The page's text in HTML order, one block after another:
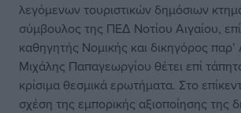
λεγόμενων τουριστικών δημόσιων
σύμβουλος της ΠΕΔ Νοτίου Αιγαίου,
καθηγητής Νομικής και δικηγόρος
Μιχάλης Παπαγεωργίου θέτει επί
κρίσιμα θεσμικά ερωτήματα. Στο
σχέση της εμπορικής αξιοποίησης της